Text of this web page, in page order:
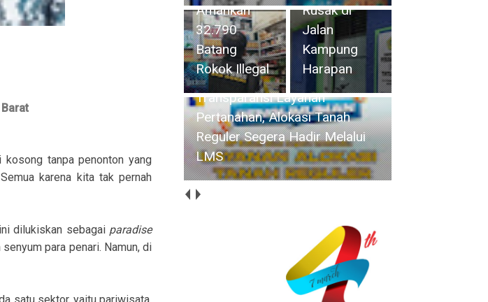
tanpa penonton yang
karena kita tak pernah
dilukiskan sebagai paradise
para penari. Namun, di
Amankan
32.790
Batang
Rokok Illegal
Rusak di
Jalan
Kampung
Harapan
BP Batam Perkuat
Transparansi Layanan
Pertanahan, Alokasi Tanah
Reguler Segera Hadir Melalui
LMS